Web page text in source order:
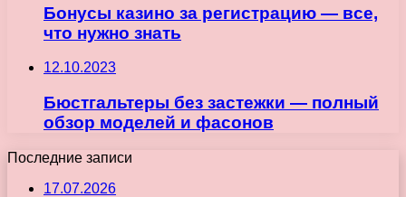
Бонусы казино за регистрацию — все,
что нужно знать
12.10.2023
Бюстгальтеры без застежки — полный
обзор моделей и фасонов
Последние записи
17.07.2026